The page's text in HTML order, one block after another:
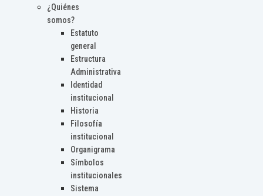
¿Quiénes
somos?
Estatuto
general
Estructura
Administrativa
Identidad
institucional
Historia
Filosofía
institucional
Organigrama
Símbolos
institucionales
Sistema